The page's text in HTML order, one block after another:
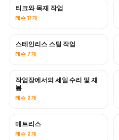
티크와 목재 작업
레슨 11개
곧 공개
스테인리스 스틸 작업
레슨 7개
곧 공개
작업장에서의 세일 수리 및 재
봉
레슨 2개
매트리스
레슨 2개